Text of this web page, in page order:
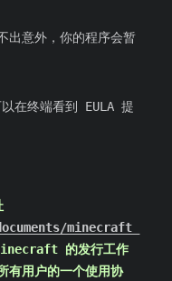
出意外，你的程序会暂
在终端看到 EULA 提
minecraft_
的发行工作
用户的一个使用协